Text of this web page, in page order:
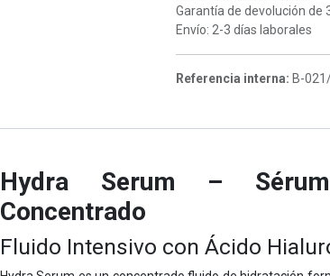
Garantía de devolución de
Envío: 2-3 días laborales
Referencia interna: B-
Hydra Serum –
Concentrado
Fluido Intensivo con Ácido